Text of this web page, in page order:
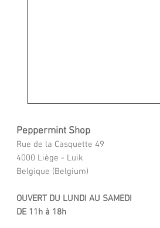
Peppermint Shop
Rue de la Casquette 49
4000 Liège - Luik
Belgique (Belgium)
OUVERT DU LUNDI AU SAMEDI
DE 11h à 18h